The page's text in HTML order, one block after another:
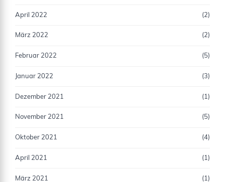
April 2022 (2)
März 2022 (2)
Februar 2022 (5)
Januar 2022 (3)
Dezember 2021 (1)
November 2021 (5)
Oktober 2021 (4)
April 2021 (1)
März 2021 (1)